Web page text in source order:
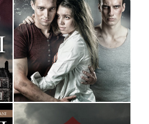
DZIEDZICTWO
C.J. DAUGHERTY
OPRAWA MIĘKKA
34,90 ZŁ